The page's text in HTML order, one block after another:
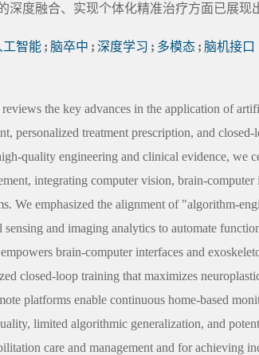
深度融合、实现个体化精准治疗方面已展现
工智能 ; 脑卒中 ; 深度学习 ; 多模态 ; 脑机接口
reviews the key advances in the application of
personalized treatment prescription, and
quality engineering and clinical evidence, we
integrating computer vision, brain-
We emphasized the alignment of "algorithm-
and imaging analytics to automate
brain-computer interfaces and
closed-loop training that maximizes
platforms enable continuous home-based
limited algorithmic generalization, and
care and management and for achieving